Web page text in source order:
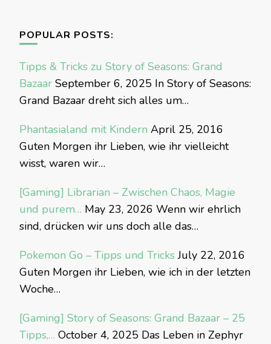
POPULAR POSTS:
Tipps & Tricks zu Story of Seasons: Grand
Bazaar September 6, 2025 In Story of Seasons:
Grand Bazaar dreht sich alles um…
Phantasialand mit Kindern April 25, 2016
Guten Morgen ihr Lieben, wie ihr vielleicht
wisst, waren wir…
[Gaming] Librarian – Zwischen Chaos, Magie
und purem… May 23, 2026 Wenn wir ehrlich
sind, drücken wir uns doch alle das…
Pokemon Go – Tipps und Tricks July 22, 2016
Guten Morgen ihr Lieben, wie ich in der letzten
Woche…
[Gaming] Story of Seasons: Grand Bazaar – 25
Tipps,… October 4, 2025 Das Leben in Zephyr